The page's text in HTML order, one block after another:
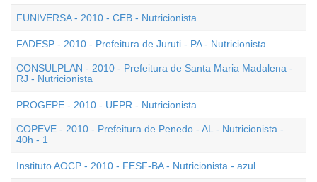
FUNIVERSA - 2010 - CEB - Nutricionista
FADESP - 2010 - Prefeitura de Juruti - PA - Nutricionista
CONSULPLAN - 2010 - Prefeitura de Santa Maria Madalena -
RJ - Nutricionista
PROGEPE - 2010 - UFPR - Nutricionista
COPEVE - 2010 - Prefeitura de Penedo - AL - Nutricionista -
40h - 1
Instituto AOCP - 2010 - FESF-BA - Nutricionista - azul